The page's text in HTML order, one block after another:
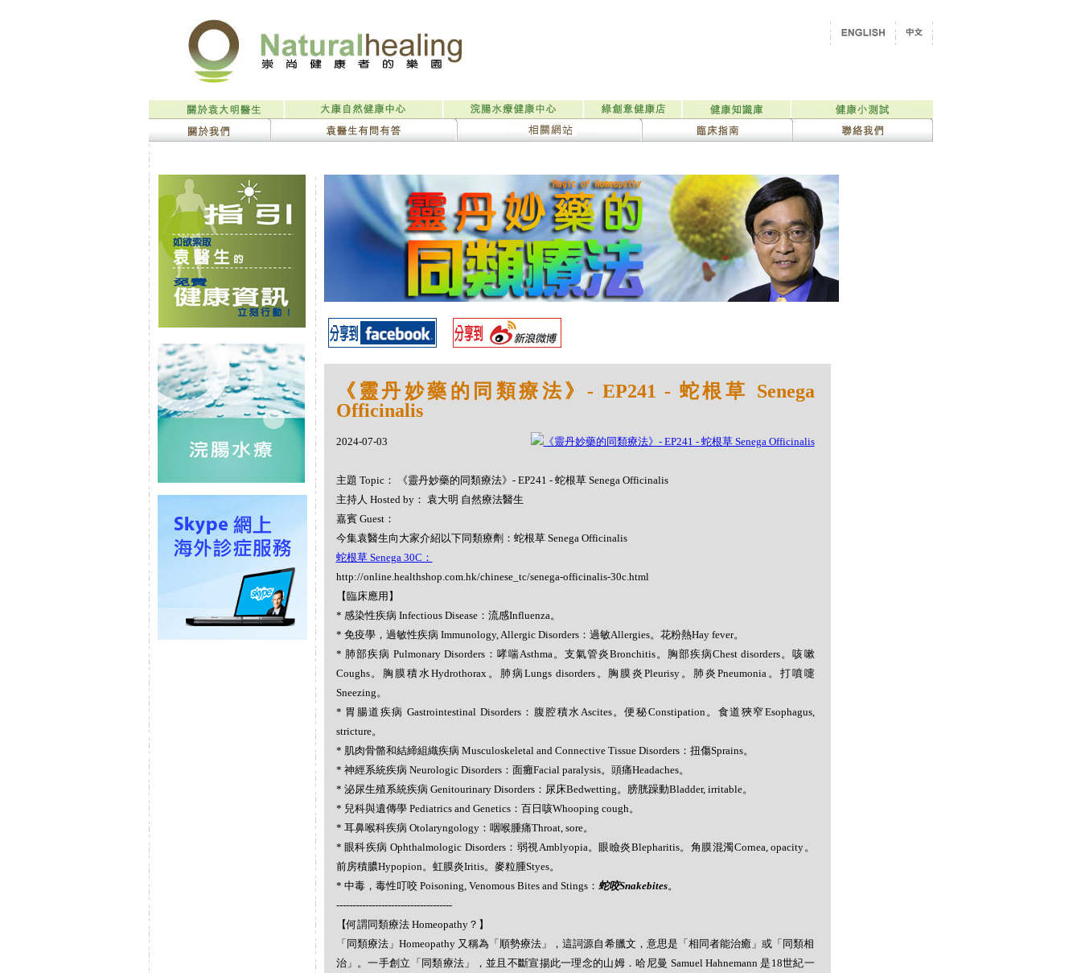
《靈丹妙藥的同類療法》- EP241 - 蛇根草 Senega
Officinalis
2024-07-03
主題 Topic： 《靈丹妙藥的同類療法》- EP241 - 蛇根草 Senega Officinalis
主持人 Hosted by： 袁大明 自然療法醫生
嘉賓 Guest：
今集袁醫生向大家介紹以下同類療劑：蛇根草 Senega Officinalis
蛇根草 Senega 30C：
http://online.healthshop.com.hk/chinese_tc/senega-officinalis-30c.html
【臨床應用】
* 感染性疾病 Infectious Disease：流感Influenza。
* 免疫學，過敏性疾病 Immunology, Allergic Disorders：過敏Allergies。花粉熱Hay fever。
* 肺部疾病 Pulmonary Disorders：哮喘Asthma。支氣管炎Bronchitis。胸部疾病Chest disorders。咳嗽
Coughs。胸膜積水Hydrothorax。肺病Lungs disorders。胸膜炎Pleurisy。肺炎Pneumonia。打噴嚏
Sneezing。
* 胃腸道疾病 Gastrointestinal Disorders：腹腔積水Ascites。便秘Constipation。食道狹窄Esophagus,
stricture。
* 肌肉骨骼和結締組織疾病 Musculoskeletal and Connective Tissue Disorders：扭傷Sprains。
* 神經系統疾病 Neurologic Disorders：面癱Facial paralysis。頭痛Headaches。
* 泌尿生殖系統疾病 Genitourinary Disorders：尿床Bedwetting。膀胱躁動Bladder, irritable。
* 兒科與遺傳學 Pediatrics and Genetics：百日咳Whooping cough。
* 耳鼻喉科疾病 Otolaryngology：咽喉腫痛Throat, sore。
* 眼科疾病 Ophthalmologic Disorders：弱視Amblyopia。眼瞼炎Blepharitis。角膜混濁Cornea, opacity。
前房積膿Hypopion。虹膜炎Iritis。麥粒腫Styes。
* 中毒，毒性叮咬 Poisoning, Venomous Bites and Stings： 蛇咬Snakebites。
------------------------------------
【何謂同類療法 Homeopathy？】
「同類療法」Homeopathy 又稱為「順勢療法」，這詞源自希臘文，意思是「相同者能治癒」或「同類相
治」。一手創立「同類療法」，並且不斷宣揚此一理念的山姆．哈尼曼 Samuel Hahnemann 是18世紀一